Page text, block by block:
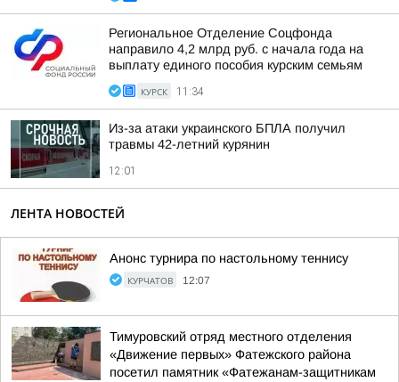
Региональное Отделение Соцфонда
направило 4,2 млрд руб. с начала года на
выплату единого пособия курским семьям
КУРСК 11:34
Из-за атаки украинского БПЛА получил
травмы 42-летний курянин
12:01
ЛЕНТА НОВОСТЕЙ
Анонс турнира по настольному теннису
КУРЧАТОВ 12:07
Тимуровский отряд местного отделения
«Движение первых» Фатежского района
посетил памятник «Фатежанам-защитникам